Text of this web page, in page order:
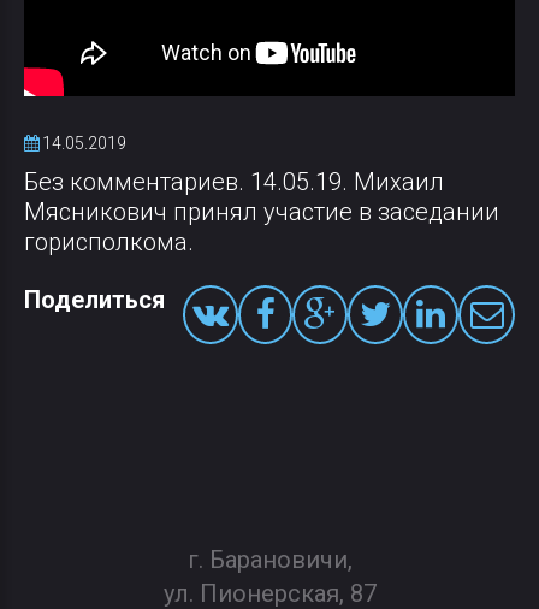
14.05.2019
Без комментариев. 14.05.19. Михаил
Мясникович принял участие в заседании
горисполкома.
Поделиться
г. Барановичи,
ул. Пионерская, 87